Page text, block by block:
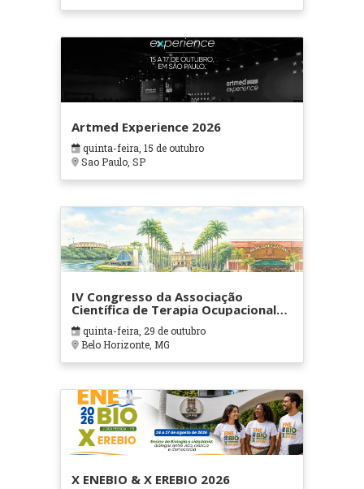
Artmed Experience 2026
quinta-feira, 15 de outubro
Sao Paulo, SP
IV Congresso da Associação
Científica de Terapia Ocupacional
em Contextos Hospitalares e
Cuidados Paliativos - ATOHOSP
quinta-feira, 29 de outubro
Belo Horizonte, MG
X ENEBIO & X EREBIO 2026